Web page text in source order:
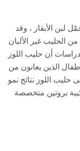
لبن الأبقار ، وقد
الحليب غير الألبان
أن حليب اللوز
الذين يعانون من
حليب اللوز نتائج نمو
بروتين متخصصة